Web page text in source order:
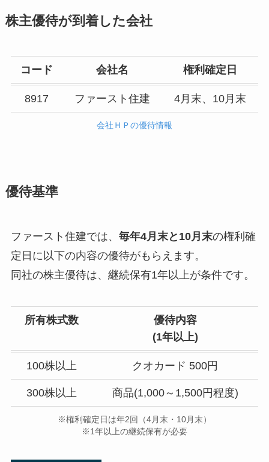
株主優待が到着した会社
コード 会社名 権利確定日
8917 ファースト住建 4月末、10月末
会社ＨＰの優待情報
優待基準
ファースト住建では、 毎年4月末と10月末の権利確
定日に以下の内容の優待がもらえます。
同社の株主優待は、継続保有1年以上が条件です。
所有株式数
優待内容
(1年以上)
100株以上 クオカード 500円
300株以上 商品(1,000～1,500円程度)
※権利確定日は年2回（4月末・10月末）
※1年以上の継続保有が必要